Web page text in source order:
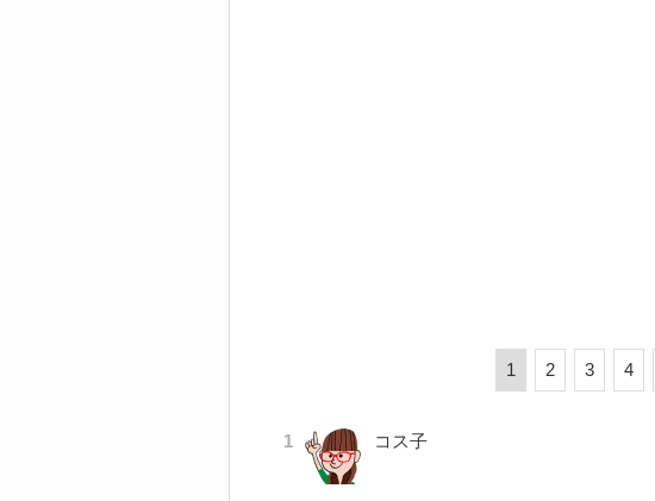
1 2 3 4
1 コス子